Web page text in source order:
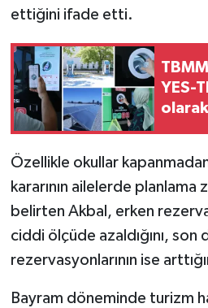
ettiğini ifade etti.
YES-
Özellikle okullar
kararının ailelerde planlama
belirten Akbal, erken
ciddi ölçüde azaldığını, son
rezervasyonlarının ise
Bayram döneminde turizm